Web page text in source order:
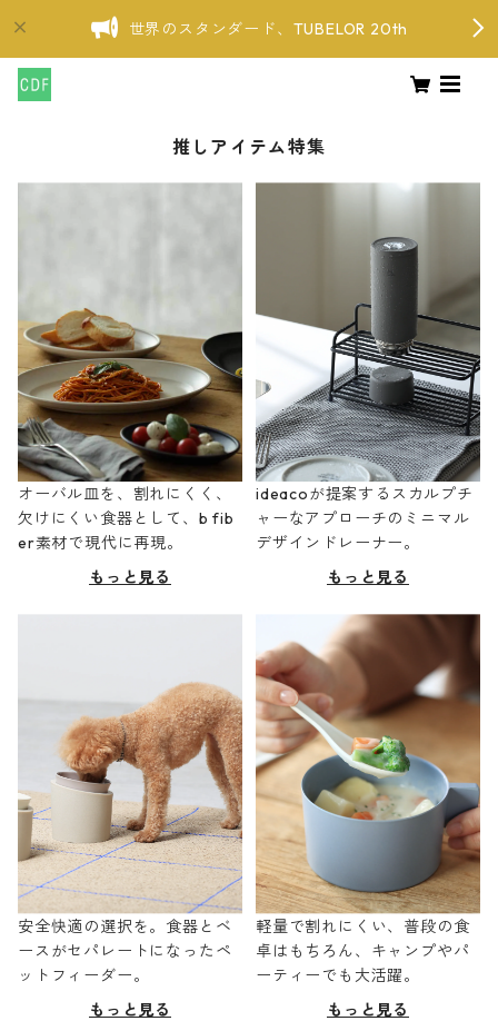
世界のスタンダード、TUBELOR 20th
推しアイテム特集
オーバル皿を、割れにくく、
欠けにくい食器として、b fib
er素材で現代に再現。
もっと見る
ideacoが提案するスカルプチ
ャーなアプローチのミニマル
デザインドレーナー。
もっと見る
安全快適の選択を。食器とベ
ースがセパレートになったペ
ットフィーダー。
もっと見る
軽量で割れにくい、普段の食
卓はもちろん、キャンプやパ
ーティーでも大活躍。
もっと見る